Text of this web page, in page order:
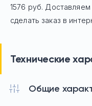
1576 руб. Доставляем
сделать заказ в
Технические
Общие